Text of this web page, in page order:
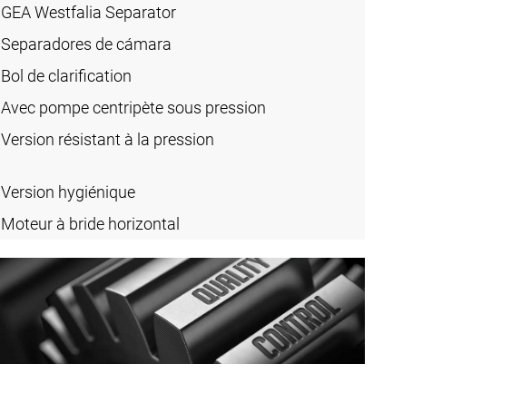
GEA Westfalia Separator
Separadores de cámara
Bol de clarification
Avec pompe centripète sous pression
Version résistant à la pression
Version hygiénique
Moteur à bride horizontal